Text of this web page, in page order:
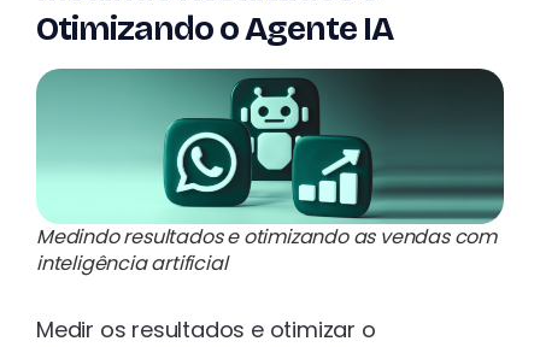
Otimizando o Agente IA
Medindo resultados e otimizando as vendas com
inteligência artificial
Medir os resultados e otimizar o